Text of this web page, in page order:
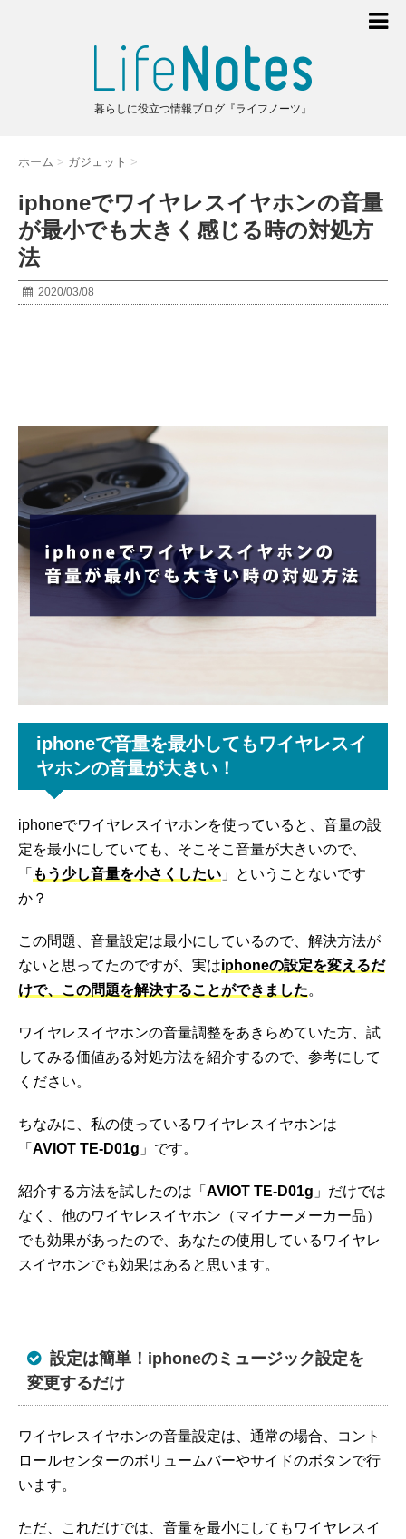
暮らしに役立つ情報ブログ『ライフノーツ』
ホーム > ガジェット >
iphoneでワイヤレスイヤホンの音量
が最小でも大きく感じる時の対処方
法
2020/03/08
iphoneで音量を最小してもワイヤレスイ
ヤホンの音量が大きい！
iphoneでワイヤレスイヤホンを使っていると、音量の設
定を最小にしていても、そこそこ音量が大きいので、
「 もう少し音量を小さくしたい 」ということないです
か？
この問題、音量設定は最小にしているので、解決方法が
ないと思ってたのですが、実はiphoneの設定を変えるだ
けで、この問題を解決することができました。
ワイヤレスイヤホンの音量調整をあきらめていた方、試
してみる価値ある対処方法を紹介するので、参考にして
ください。
ちなみに、私の使っているワイヤレスイヤホンは
「 AVIOT TE-D01g 」です。
紹介する方法を試したのは「 AVIOT TE-D01g 」だけでは
なく、他のワイヤレスイヤホン（マイナーメーカー品）
でも効果があったので、あなたの使用しているワイヤレ
スイヤホンでも効果はあると思います。
設定は簡単！iphoneのミュージック設定を
変更するだけ
ワイヤレスイヤホンの音量設定は、通常の場合、コント
ロールセンターのボリュームバーやサイドのボタンで行
います。
ただ、これだけでは、音量を最小にしてもワイヤレスイ